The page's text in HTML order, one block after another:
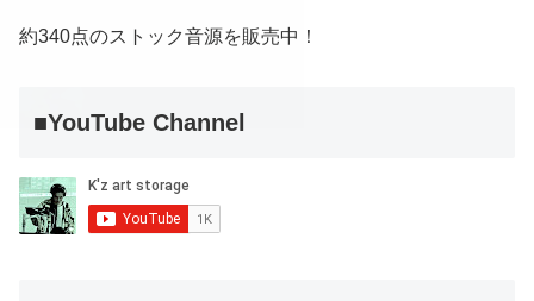
約340点のストック音源を販売中！
■YouTube Channel